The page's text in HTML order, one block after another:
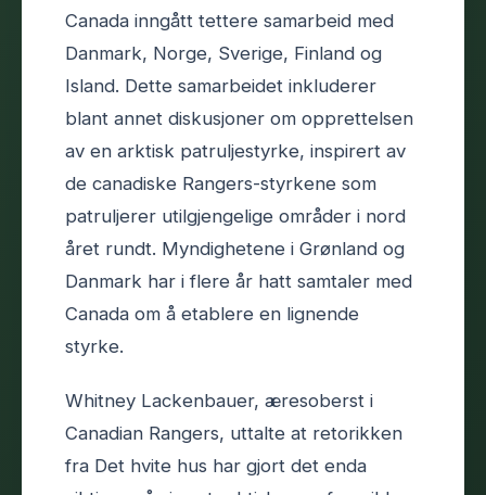
Canada inngått tettere samarbeid med
Danmark, Norge, Sverige, Finland og
Island. Dette samarbeidet inkluderer
blant annet diskusjoner om opprettelsen
av en arktisk patruljestyrke, inspirert av
de canadiske Rangers-styrkene som
patruljerer utilgjengelige områder i nord
året rundt. Myndighetene i Grønland og
Danmark har i flere år hatt samtaler med
Canada om å etablere en lignende
styrke.
Whitney Lackenbauer, æresoberst i
Canadian Rangers, uttalte at retorikken
fra Det hvite hus har gjort det enda